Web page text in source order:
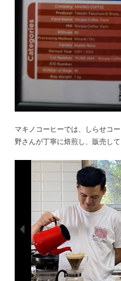
マキノコーヒーでは、しらせコ
野さんが丁寧に焙煎し、販売して